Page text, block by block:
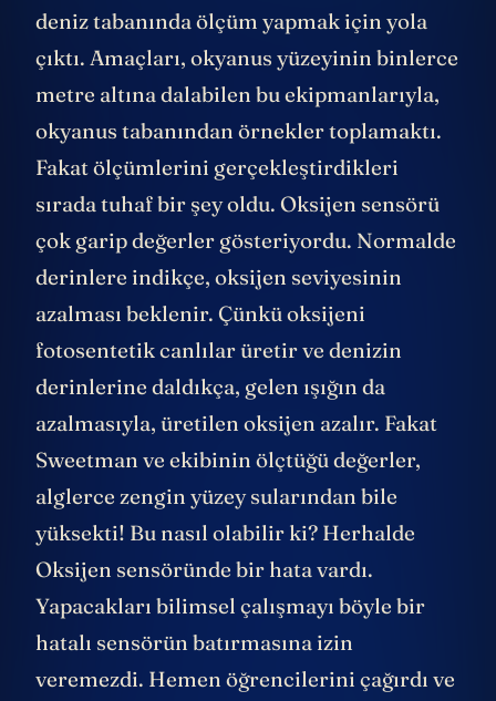
deniz tabanında ölçüm yapmak için yola
çıktı. Amaçları, okyanus yüzeyinin binlerce
metre altına dalabilen bu ekipmanlarıyla,
okyanus tabanından örnekler toplamaktı.
Fakat ölçümlerini gerçekleştirdikleri
sırada tuhaf bir şey oldu. Oksijen sensörü
çok garip değerler gösteriyordu. Normalde
derinlere indikçe, oksijen seviyesinin
azalması beklenir. Çünkü oksijeni
fotosentetik canlılar üretir ve denizin
derinlerine daldıkça, gelen ışığın da
azalmasıyla, üretilen oksijen azalır. Fakat
Sweetman ve ekibinin ölçtüğü değerler,
alglerce zengin yüzey sularından bile
yüksekti! Bu nasıl olabilir ki? Herhalde
Oksijen sensöründe bir hata vardı.
Yapacakları bilimsel çalışmayı böyle bir
hatalı sensörün batırmasına izin
veremezdi. Hemen öğrencilerini çağırdı ve